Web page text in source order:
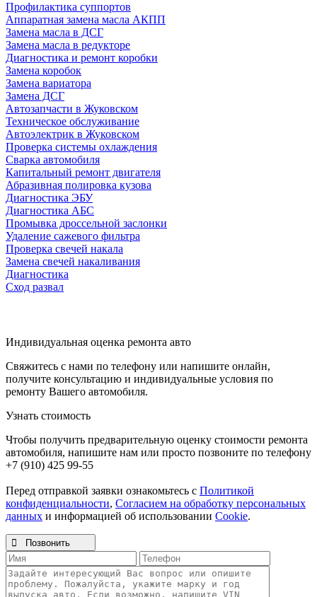
Профилактика суппортов
Аппаратная замена масла АКПП
Замена масла в ДСГ
Замена масла в редукторе
Диагностика и ремонт коробки
Замена коробок
Замена вариатора
Замена ДСГ
Автозапчасти в Жуковском
Техническое обслуживание
Автоэлектрик в Жуковском
Проверка системы охлаждения
Сварка автомобиля
Капитальный ремонт двигателя
Абразивная полировка кузова
Диагностика ЭБУ
Диагностика АБС
Промывка дроссельной заслонки
Удаление сажевого фильтра
Проверка свечей накала
Замена свечей накаливания
Диагностика
Сход развал
Индивидуальная оценка ремонта авто
Свяжитесь с нами по телефону или напишите онлайн,
получите консультацию и индивидуальные условия по
ремонту Вашего автомобиля.
Узнать стоимость
Чтобы получить предварительную оценку стоимости ремонта
автомобиля, напишите нам или просто позвоните по телефону
+7 (910) 425 99-55
Перед отправкой заявки ознакомьтесь с Политикой
конфиденциальности, Согласием на обработку персональных
данных и информацией об использовании Cookie.
 Позвонить